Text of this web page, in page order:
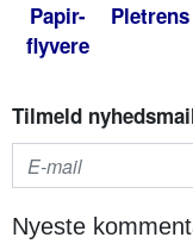
Papir-
flyvere
Pletrens
Tilmeld
Nyeste